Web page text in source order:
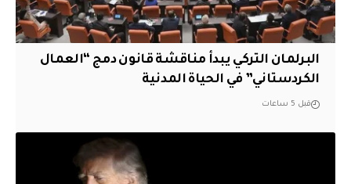
البرلمان التركي يبدأ مناقشة قانون دمج “العمال
الكردستاني” في الحياة المدنية
قبل 5 ساعات